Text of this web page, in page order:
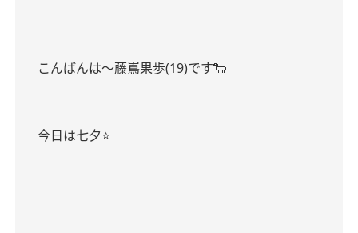
こんばんは〜藤嶌果歩(19)です🐑
今日は七夕⭐️